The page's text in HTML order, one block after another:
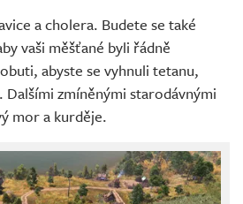
a cholera. Budete se také
vaši měšťané byli řádně
abyste se vyhnuli tetanu,
zmíněnými starodávnými
mor a kurděje.